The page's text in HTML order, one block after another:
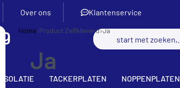
Over ons Klantenservice
ISOLATIE TACKERPLATEN NOPPENPLATEN
Home›Product Zelfklevend›Ja
Ja